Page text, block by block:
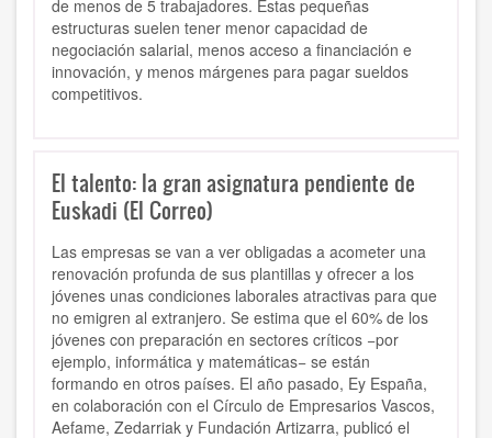
de menos de 5 trabajadores. Estas pequeñas
estructuras suelen tener menor capacidad de
negociación salarial, menos acceso a financiación e
innovación, y menos márgenes para pagar sueldos
competitivos.
El talento: la gran asignatura pendiente de
Euskadi (El Correo)
Las empresas se van a ver obligadas a acometer una
renovación profunda de sus plantillas y ofrecer a los
jóvenes unas condiciones laborales atractivas para que
no emigren al extranjero. Se estima que el 60% de los
jóvenes con preparación en sectores críticos −por
ejemplo, informática y matemáticas− se están
formando en otros países. El año pasado, Ey España,
en colaboración con el Círculo de Empresarios Vascos,
Aefame, Zedarriak y Fundación Artizarra, publicó el